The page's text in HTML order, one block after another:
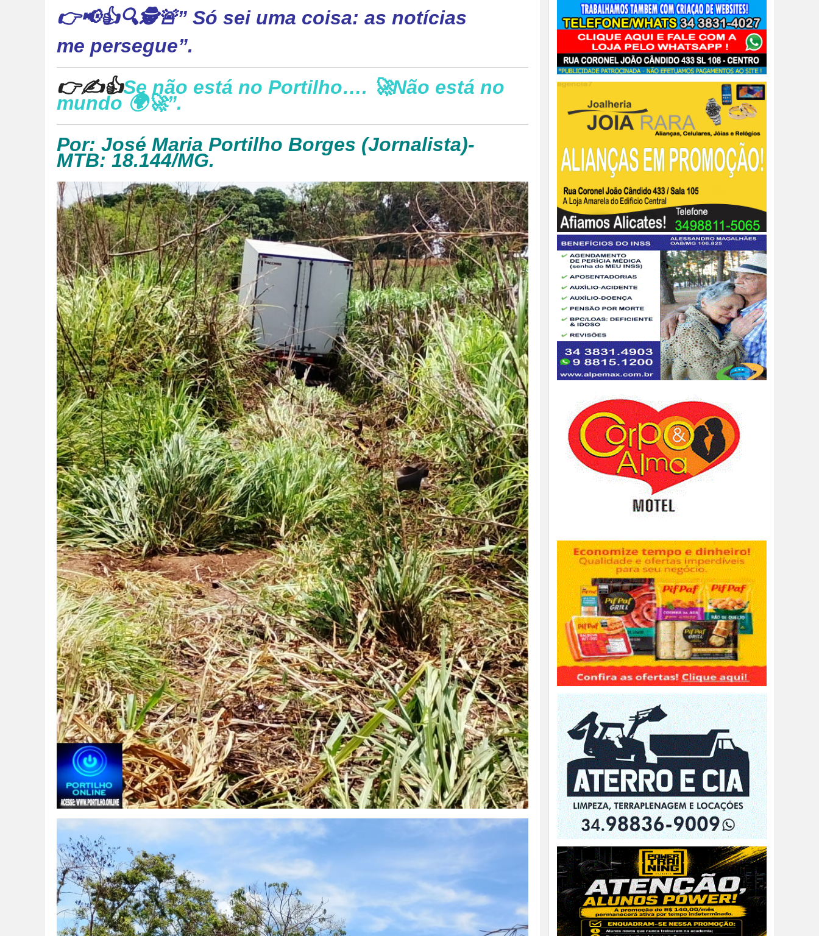
👉📢👍🔍🕵🚨” Só sei uma coisa: as notícias
me persegue”.
👉✍👍Se não está no Portilho…. 🚀Não está no
mundo 🌍🚀”.
Por: José Maria Portilho Borges (Jornalista)-
MTB: 18.144/MG.